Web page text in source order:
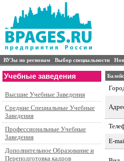
ВУЗы по регионам Выбор специальности
Учебные заведения
Высшие Учебные Заведения
Средние Специальные Учебные
Заведения
Профессиональные Учебные
Заведения
Дополнительное Образование и
Переподготовка кадров
E-